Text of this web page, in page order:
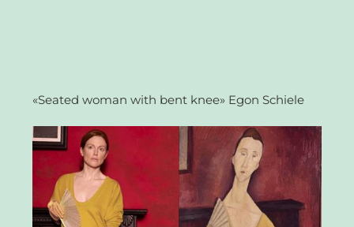
«Seated woman with bent knee» Egon Schiele